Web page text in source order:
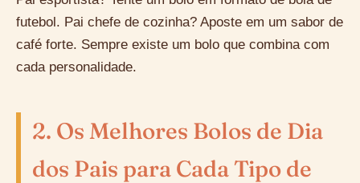
futebol. Pai chefe de cozinha? Aposte em um sabor de
café forte. Sempre existe um bolo que combina com
cada personalidade.
2. Os Melhores Bolos de Dia
dos Pais para Cada Tipo de